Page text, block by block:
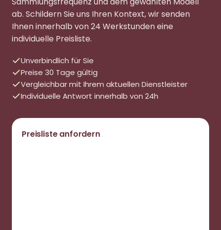
ab. Schildern Sie uns Ihren Kontext, wir senden
Ihnen innerhalb von 24 Werkstunden eine
individuelle Preisliste.
Unverbindlich für Sie
Preise 30 Tage gültig
Vergleichbar mit Ihrem aktuellen Dienstleister
Individuelle Antwort innerhalb von 24h
Preisliste anfordern